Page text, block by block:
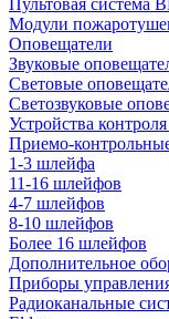
Пультовая система
Модули
Оповещатели
Звуковые
Световые
Светозвуковые
Устройства
Приемо-
1-3 шлейфа
11-16 шлейфов
4-7 шлейфов
8-10 шлейфов
Более 16 шлейфов
Дополнительное
Приборы
Радиоканальные